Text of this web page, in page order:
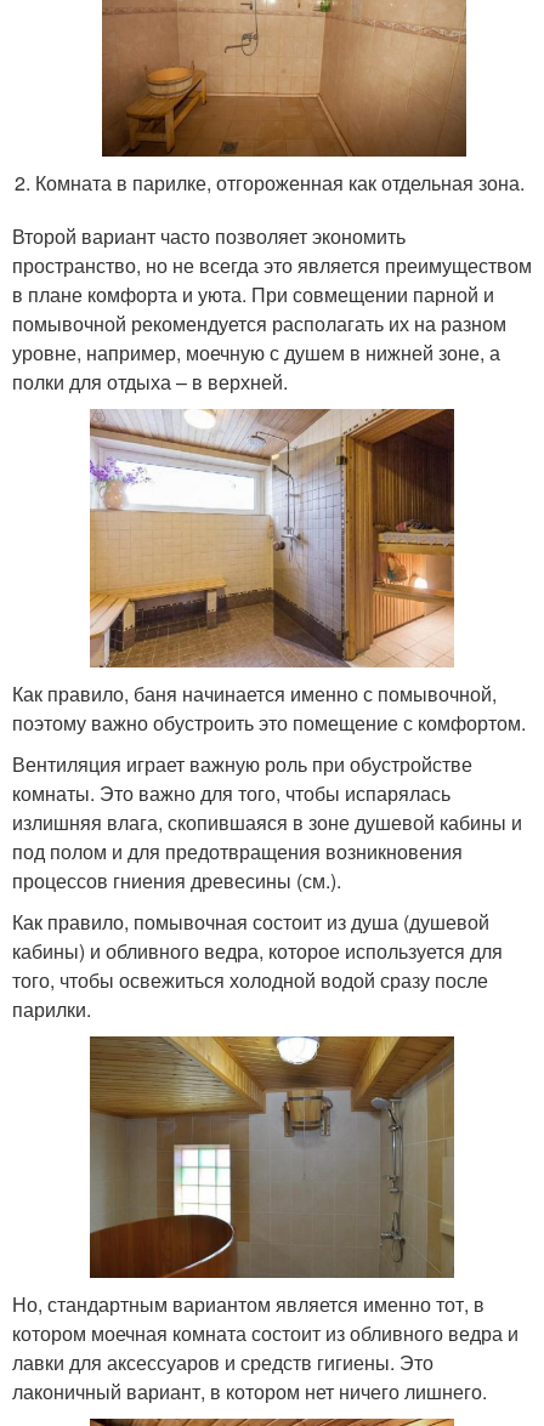
Комната в парилке, отгороженная как отдельная зона.
Второй вариант часто позволяет экономить
пространство, но не всегда это является преимуществом
в плане комфорта и уюта. При совмещении парной и
помывочной рекомендуется располагать их на разном
уровне, например, моечную с душем в нижней зоне, а
полки для отдыха – в верхней.
Как правило, баня начинается именно с помывочной,
поэтому важно обустроить это помещение с комфортом.
Вентиляция играет важную роль при обустройстве
комнаты. Это важно для того, чтобы испарялась
излишняя влага, скопившаяся в зоне душевой кабины и
под полом и для предотвращения возникновения
процессов гниения древесины (см.).
Как правило, помывочная состоит из душа (душевой
кабины) и обливного ведра, которое используется для
того, чтобы освежиться холодной водой сразу после
парилки.
Но, стандартным вариантом является именно тот, в
котором моечная комната состоит из обливного ведра и
лавки для аксессуаров и средств гигиены. Это
лаконичный вариант, в котором нет ничего лишнего.